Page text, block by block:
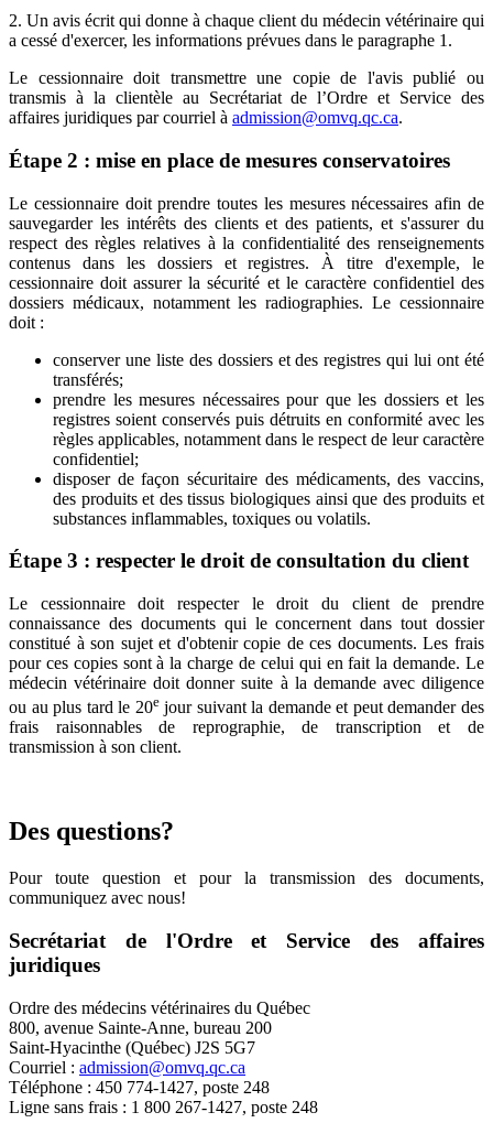
2. Un avis écrit qui donne à chaque client du médecin vétérinaire qui
a cessé d'exercer, les informations prévues dans le paragraphe 1.
Le cessionnaire doit transmettre une copie de l'avis publié ou
transmis à la clientèle au Secrétariat de l’Ordre et Service des
affaires juridiques par courriel à admission@omvq.qc.ca.
Étape 2 : mise en place de mesures conservatoires
Le cessionnaire doit prendre toutes les mesures nécessaires afin de
sauvegarder les intérêts des clients et des patients, et s'assurer du
respect des règles relatives à la confidentialité des renseignements
contenus dans les dossiers et registres. À titre d'exemple, le
cessionnaire doit assurer la sécurité et le caractère confidentiel des
dossiers médicaux, notamment les radiographies. Le cessionnaire
doit :
conserver une liste des dossiers et des registres qui lui ont été
transférés;
prendre les mesures nécessaires pour que les dossiers et les
registres soient conservés puis détruits en conformité avec les
règles applicables, notamment dans le respect de leur caractère
confidentiel;
disposer de façon sécuritaire des médicaments, des vaccins,
des produits et des tissus biologiques ainsi que des produits et
substances inflammables, toxiques ou volatils.
Étape 3 : respecter le droit de consultation du client
Le cessionnaire doit respecter le droit du client de prendre
connaissance des documents qui le concernent dans tout dossier
constitué à son sujet et d'obtenir copie de ces documents. Les frais
pour ces copies sont à la charge de celui qui en fait la demande. Le
médecin vétérinaire doit donner suite à la demande avec diligence
ou au plus tard le 20ejour suivant la demande et peut demander des
frais raisonnables de reprographie, de transcription et de
transmission à son client.
Des questions?
Pour toute question et pour la transmission des documents,
communiquez avec nous!
Secrétariat de l'Ordre et Service des affaires
juridiques
Ordre des médecins vétérinaires du Québec
800, avenue Sainte-Anne, bureau 200
Saint-Hyacinthe (Québec) J2S 5G7
Courriel : admission@omvq.qc.ca
Téléphone : 450 774-1427, poste 248
Ligne sans frais : 1 800 267-1427, poste 248